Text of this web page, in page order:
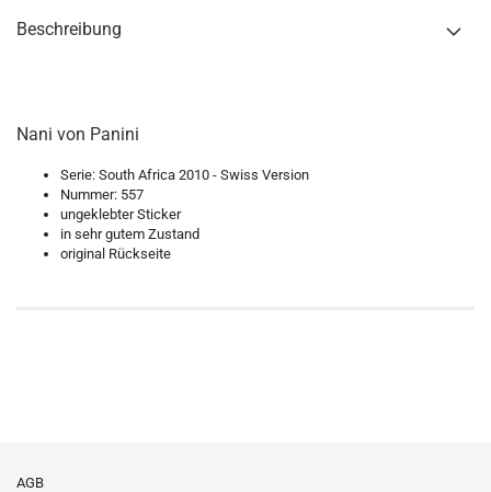
Beschreibung
Nani von Panini
Serie: South Africa 2010 - Swiss Version
Nummer: 557
ungeklebter Sticker
in sehr gutem Zustand
original Rückseite
AGB